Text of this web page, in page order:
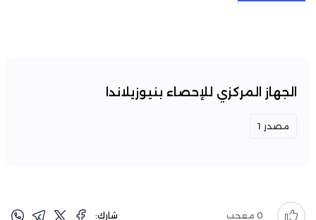
الجهاز المركزي للإحصاء بنيوزيلاندا
مصدر 1
0 معجب شارك: